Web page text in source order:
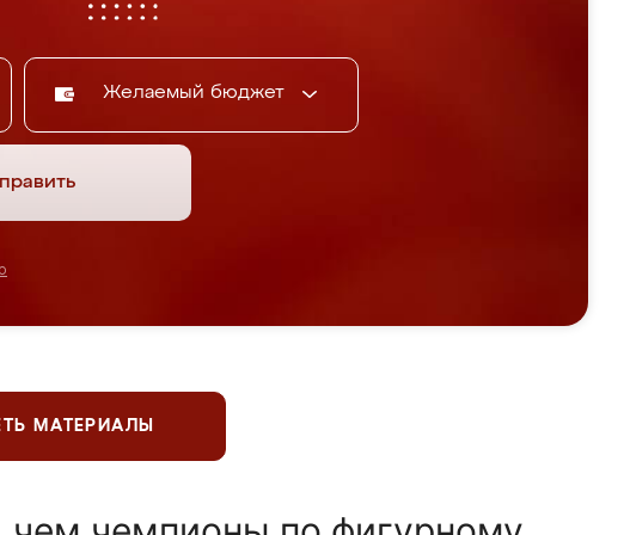
Желаемый бюджет
МАТЕРИАЛЫ